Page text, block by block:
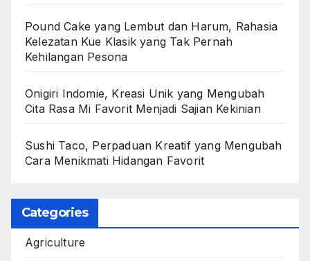
Pound Cake yang Lembut dan Harum, Rahasia
Kelezatan Kue Klasik yang Tak Pernah
Kehilangan Pesona
Onigiri Indomie, Kreasi Unik yang Mengubah
Cita Rasa Mi Favorit Menjadi Sajian Kekinian
Sushi Taco, Perpaduan Kreatif yang Mengubah
Cara Menikmati Hidangan Favorit
Categories
Agriculture